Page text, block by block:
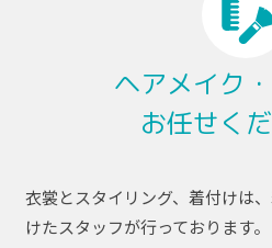
ヘアメイク
お任せくだ
衣裳とスタイリング、着付けは
けたスタッフが行っております。